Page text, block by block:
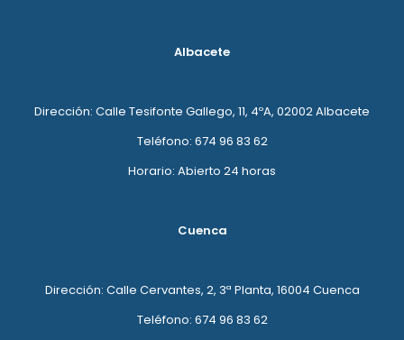
Albacete
Dirección: Calle Tesifonte Gallego, 11, 4ºA, 02002 Albacete
Teléfono: 674 96 83 62
Horario: Abierto 24 horas
Cuenca
Dirección: Calle Cervantes, 2, 3ª Planta, 16004 Cuenca
Teléfono: 674 96 83 62